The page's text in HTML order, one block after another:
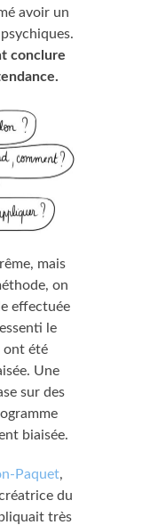
avoir un
conclure
mais
on
effectuée
le
ont été
Une
sur des
biaisée.
Paquet,
du
très